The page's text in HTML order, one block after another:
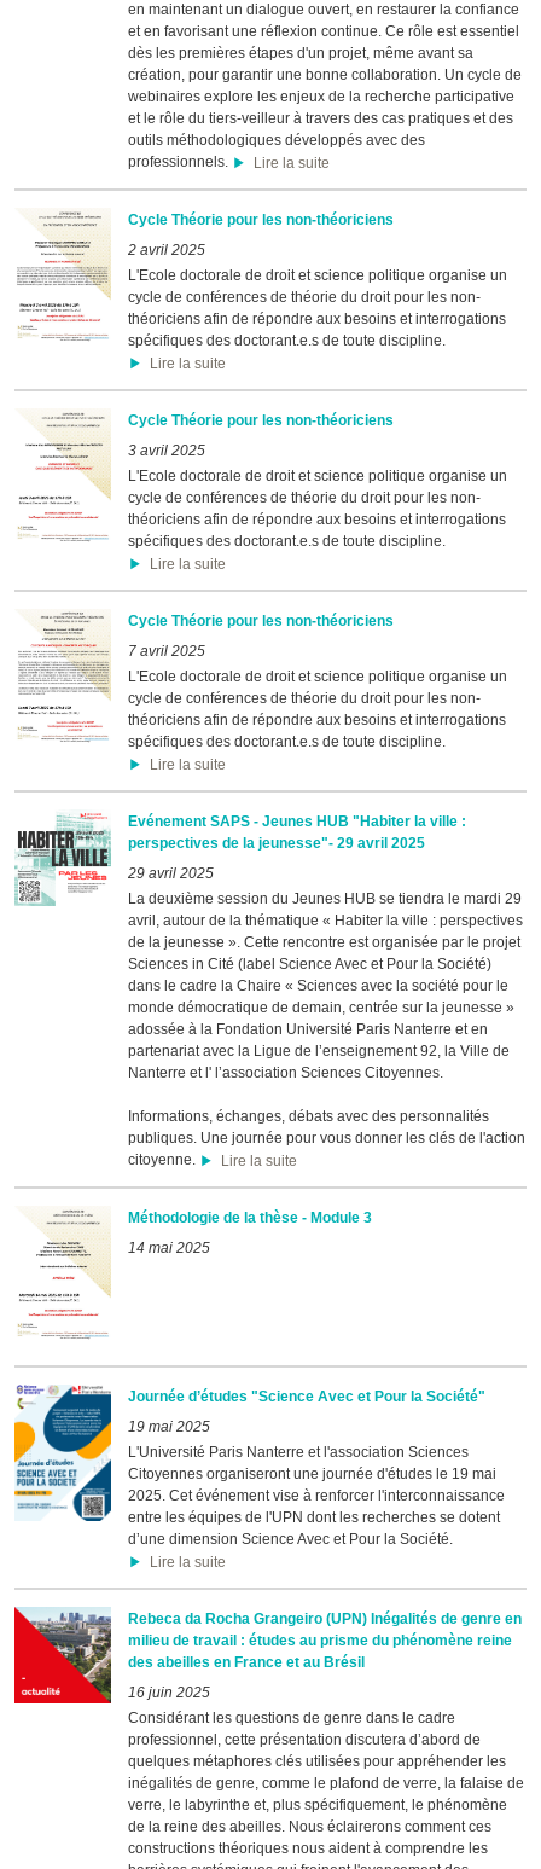
en maintenant un dialogue ouvert, en restaurer la confiance
et en favorisant une réflexion continue. Ce rôle est essentiel
dès les premières étapes d'un projet, même avant sa
création, pour garantir une bonne collaboration. Un cycle de
webinaires explore les enjeux de la recherche participative
et le rôle du tiers-veilleur à travers des cas pratiques et des
outils méthodologiques développés avec des
professionnels.
Lire la suite
Cycle Théorie pour les non-théoriciens
2 avril 2025
L'Ecole doctorale de droit et science politique organise un
cycle de conférences de théorie du droit pour les non-
théoriciens afin de répondre aux besoins et interrogations
spécifiques des doctorant.e.s de toute discipline.
Lire la suite
Cycle Théorie pour les non-théoriciens
3 avril 2025
L'Ecole doctorale de droit et science politique organise un
cycle de conférences de théorie du droit pour les non-
théoriciens afin de répondre aux besoins et interrogations
spécifiques des doctorant.e.s de toute discipline.
Lire la suite
Cycle Théorie pour les non-théoriciens
7 avril 2025
L'Ecole doctorale de droit et science politique organise un
cycle de conférences de théorie du droit pour les non-
théoriciens afin de répondre aux besoins et interrogations
spécifiques des doctorant.e.s de toute discipline.
Lire la suite
Evénement SAPS - Jeunes HUB "Habiter la ville :
perspectives de la jeunesse"- 29 avril 2025
29 avril 2025
La deuxième session du Jeunes HUB se tiendra le mardi 29
avril, autour de la thématique « Habiter la ville : perspectives
de la jeunesse ». Cette rencontre est organisée par le projet
Sciences in Cité (label Science Avec et Pour la Société)
dans le cadre la Chaire « Sciences avec la société pour le
monde démocratique de demain, centrée sur la jeunesse »
adossée à la Fondation Université Paris Nanterre et en
partenariat avec la Ligue de l’enseignement 92, la Ville de
Nanterre et l' l’association Sciences Citoyennes.
Informations, échanges, débats avec des personnalités
publiques. Une journée pour vous donner les clés de l'action
citoyenne.
Lire la suite
Méthodologie de la thèse - Module 3
14 mai 2025
Journée d’études "Science Avec et Pour la Société"
19 mai 2025
L'Université Paris Nanterre et l'association Sciences
Citoyennes organiseront une journée d'études le 19 mai
2025. Cet événement vise à renforcer l'interconnaissance
entre les équipes de l'UPN dont les recherches se dotent
d’une dimension Science Avec et Pour la Société.
Lire la suite
Rebeca da Rocha Grangeiro (UPN) Inégalités de genre en
milieu de travail : études au prisme du phénomène reine
des abeilles en France et au Brésil
16 juin 2025
Considérant les questions de genre dans le cadre
professionnel, cette présentation discutera d’abord de
quelques métaphores clés utilisées pour appréhender les
inégalités de genre, comme le plafond de verre, la falaise de
verre, le labyrinthe et, plus spécifiquement, le phénomène
de la reine des abeilles. Nous éclairerons comment ces
constructions théoriques nous aident à comprendre les